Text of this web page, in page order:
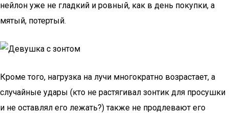
нейлон уже не гладкий и ровный, как в день покупки, а
мятый, потертый.
Кроме того, нагрузка на лучи многократно возрастает, а
случайные удары (кто не растягивал зонтик для просушки
и не оставлял его лежать?) также не продлевают его